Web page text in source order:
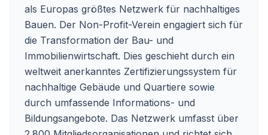
als Europas größtes Netzwerk für nachhaltiges
Bauen. Der Non-Profit-Verein engagiert sich für
die Transformation der Bau- und
Immobilienwirtschaft. Dies geschieht durch ein
weltweit anerkanntes Zertifizierungssystem für
nachhaltige Gebäude und Quartiere sowie
durch umfassende Informations- und
Bildungsangebote. Das Netzwerk umfasst über